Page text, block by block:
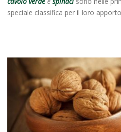
speciale classifica per il loro